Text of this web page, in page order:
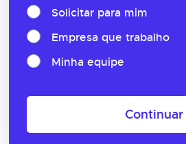
Solicitar para mim
Empresa que trabalho
Minha equipe
Continuar